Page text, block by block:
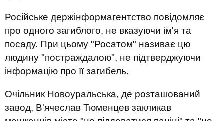
Російське держінформагентство повідомляє
про одного загиблого, не вказуючи ім'я та
посаду. При цьому "Росатом" називає цю
людину "постраждалою", не підтверджуючи
інформацію про її загибель.
Очільник Новоуральська, де розташований
завод, В'ячеслав Тюменцев закликав